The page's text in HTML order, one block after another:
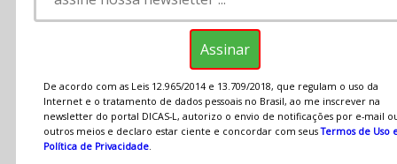
De acordo com as Leis 12.965/2014 e 13.709/2018, que regulam o uso da
Internet e o tratamento de dados pessoais no Brasil, ao me inscrever na
newsletter do portal DICAS-L, autorizo o envio de notificações por e-mail
outros meios e declaro estar ciente e concordar com seusTermos de Uso
Política de Privacidade.